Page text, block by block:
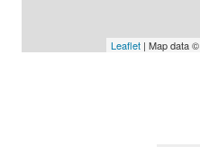
Leaflet| Map data ©